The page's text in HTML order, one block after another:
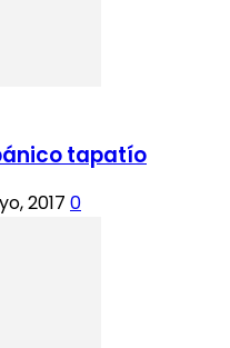
tapatío
2017 0